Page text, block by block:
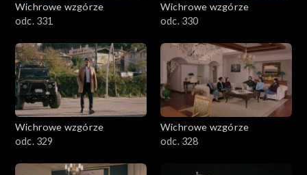
Wichrowe wzgórze
odc. 331
Wichrowe wzgórze
odc. 330
Wichrowe wzgórze
odc. 329
Wichrowe wzgórze
odc. 328